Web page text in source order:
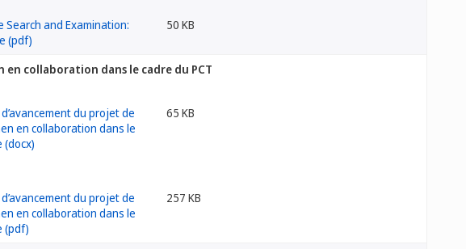
50 KB
en collaboration dans le cadre du PCT
65 KB
257 KB